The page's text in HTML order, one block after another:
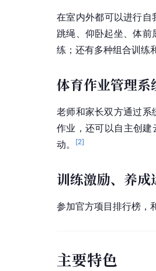
在室内外都可以进行
跳绳、仰卧起坐、体
练；还有多种组合训练
体育作业管理系
老师和家长双方通过系
作业，还可以自主创
动。
[2]
训练激励、养成
参加官方项目排行榜，
主要特色